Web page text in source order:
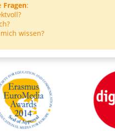
Fragen:
wissen?